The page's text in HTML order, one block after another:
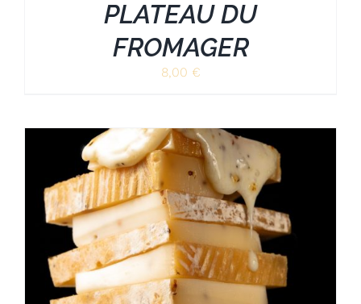
PLATEAU DU
FROMAGER
8,00 €